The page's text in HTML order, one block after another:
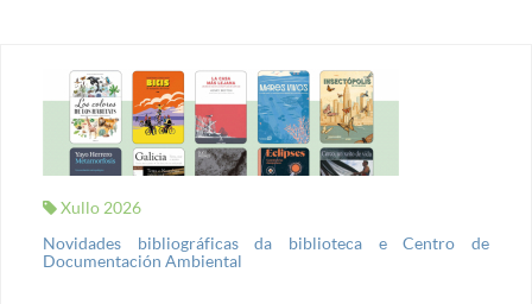
Xullo 2026
Novidades bibliográficas da biblioteca e Centro de
Documentación Ambiental